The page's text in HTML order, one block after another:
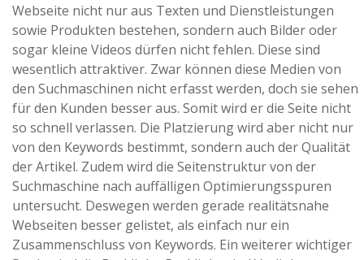
Webseite nicht nur aus Texten und Dienstleistungen
sowie Produkten bestehen, sondern auch Bilder oder
sogar kleine Videos dürfen nicht fehlen. Diese sind
wesentlich attraktiver. Zwar können diese Medien von
den Suchmaschinen nicht erfasst werden, doch sie sehen
für den Kunden besser aus. Somit wird er die Seite nicht
so schnell verlassen. Die Platzierung wird aber nicht nur
von den Keywords bestimmt, sondern auch der Qualität
der Artikel. Zudem wird die Seitenstruktur von der
Suchmaschine nach auffälligen Optimierungsspuren
untersucht. Deswegen werden gerade realitätsnahe
Webseiten besser gelistet, als einfach nur ein
Zusammenschluss von Keywords. Ein weiterer wichtiger